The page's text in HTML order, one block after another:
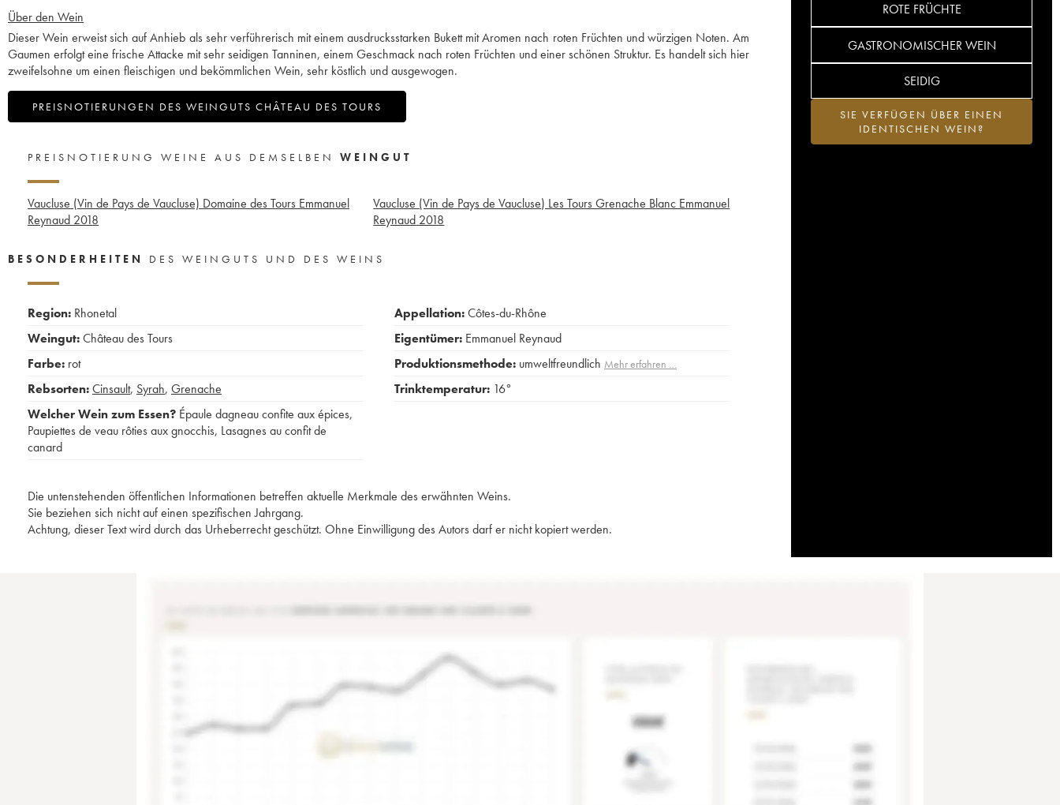
Über den Wein
Dieser Wein erweist sich auf Anhieb als sehr verführerisch mit einem ausdrucksstarken Bukett mit Aromen nach roten Früchten und würzigen Noten. Am
Gaumen erfolgt eine frische Attacke mit sehr seidigen Tanninen, einem Geschmack nach roten Früchten und einer schönen Struktur. Es handelt sich hier
zweifelsohne um einen fleischigen und bekömmlichen Wein, sehr köstlich und ausgewogen.
PREISNOTIERUNGEN DES WEINGUTS CHÂTEAU DES TOURS
ROTE FRÜCHTE
GASTRONOMISCHER WEIN
SEIDIG
SIE VERFÜGEN ÜBER EINEN
IDENTISCHEN WEIN?
PREISNOTIERUNG WEINE AUS DEMSELBEN
WEINGUT
Vaucluse (Vin de Pays de Vaucluse) Domaine des Tours Emmanuel
Reynaud 2018
Vaucluse (Vin de Pays de Vaucluse) Les Tours Grenache Blanc Emmanuel
Reynaud 2018
BESONDERHEITEN DES WEINGUTS UND DES WEINS
Region: Rhonetal
Weingut:Château des Tours
Farbe: rot
Rebsorten:Cinsault, Syrah, Grenache
Welcher Wein zum Essen? Épaule dagneau confite aux épices,
Paupiettes de veau rôties aux gnocchis, Lasagnes au confit de
canard
Appellation:Côtes-du-Rhône
Eigentümer: Emmanuel Reynaud
Produktionsmethode: umweltfreundlich Mehr erfahren …
Trinktemperatur: 16°
Die untenstehenden öffentlichen Informationen betreffen aktuelle Merkmale des erwähnten Weins.
Sie beziehen sich nicht auf einen spezifischen Jahrgang.
Achtung, dieser Text wird durch das Urheberrecht geschützt. Ohne Einwilligung des Autors darf er nicht kopiert werden.